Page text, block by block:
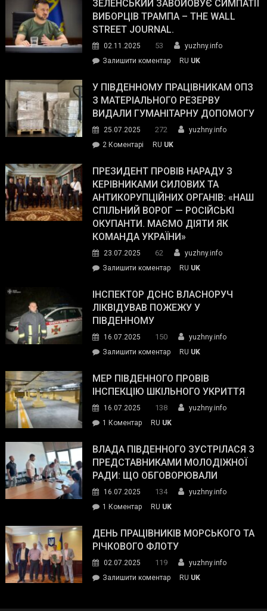
ЗЕЛЕНСЬКИЙ ЗАВОЙОВУЄ СИМПАТІЇ
ВИБОРЦІВ ТРАМПА – THE WALL
STREET JOURNAL.
02.11.2025 53
yuzhny.info
Залишити коментарon
завойовує
симпатії
виборців
The
Street
Journal.
RU UK
У ПІВДЕННОМУ ПРАЦІВНИКАМ ОПЗ
З МАТЕРІАЛЬНОГО РЕЗЕРВУ
ВИДАЛИ ГУМАНІТАРНУ ДОПОМОГУ
25.07.2025 272
yuzhny.info
2 Коментарі
Південному
працівникам
ОПЗ
з
матеріального
резерву
гуманітарну
допомогу
RU UK
ПРЕЗИДЕНТ ПРОВІВ НАРАДУ З
КЕРІВНИКАМИ СИЛОВИХ ТА
АНТИКОРУПЦІЙНИХ ОРГАНІВ: «НАШ
СПІЛЬНИЙ ВОРОГ — РОСІЙСЬКІ
ОКУПАНТИ. МАЄМО ДІЯТИ ЯК
КОМАНДА УКРАЇНИ»
23.07.2025 62
yuzhny.info
Залишити коментарon
провів
нараду
силових
та
органів:
«Наш
спільний
окупанти.
Маємо
діяти
команда
RU UK
ІНСПЕКТОР ДСНС ВЛАСНОРУЧ
ЛІКВІДУВАВ ПОЖЕЖУ У
ПІВДЕННОМУ
16.07.2025 150
yuzhny.info
Залишити коментарon
ДСНС
власноруч
пожежу
у
RU UK
МЕР ПІВДЕННОГО ПРОВІВ
ІНСПЕКЦІЮ ШКІЛЬНОГО УКРИТТЯ
16.07.2025 138
yuzhny.info
1 Коментардо
Південного
провів
інспекцію
укриття
RU UK
ВЛАДА ПІВДЕННОГО ЗУСТРІЛАСЯ З
ПРЕДСТАВНИКАМИ МОЛОДІЖНОЇ
РАДИ: ЩО ОБГОВОРЮВАЛИ
16.07.2025 134
yuzhny.info
1 Коментардо
Південного
зустрілася
представниками
молодіжної
RU UK
ДЕНЬ ПРАЦІВНИКІВ МОРСЬКОГО ТА
РІЧКОВОГО ФЛОТУ
02.07.2025 119
yuzhny.info
Залишити коментарon
RU UK